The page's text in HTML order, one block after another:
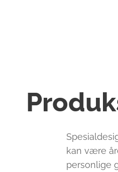
kan være
personlige